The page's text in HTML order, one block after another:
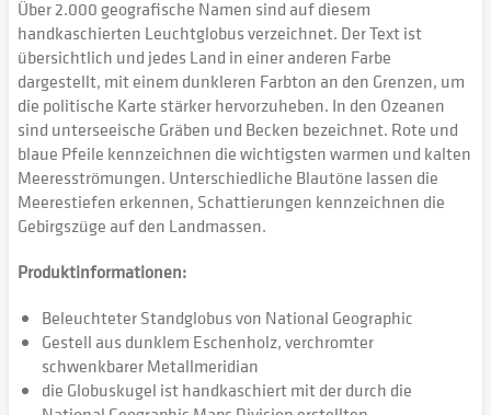
Über 2.000 geografische Namen sind auf diesem
handkaschierten Leuchtglobus verzeichnet. Der Text ist
übersichtlich und jedes Land in einer anderen Farbe
dargestellt, mit einem dunkleren Farbton an den Grenzen, um
die politische Karte stärker hervorzuheben. In den Ozeanen
sind unterseeische Gräben und Becken bezeichnet. Rote und
blaue Pfeile kennzeichnen die wichtigsten warmen und kalten
Meeresströmungen. Unterschiedliche Blautöne lassen die
Meerestiefen erkennen, Schattierungen kennzeichnen die
Gebirgszüge auf den Landmassen.
Produktinformationen:
Beleuchteter Standglobus von National Geographic
Gestell aus dunklem Eschenholz, verchromter
schwenkbarer Metallmeridian
die Globuskugel ist handkaschiert mit der durch die